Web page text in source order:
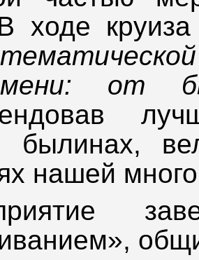
ходе
от
былинах,
нашей